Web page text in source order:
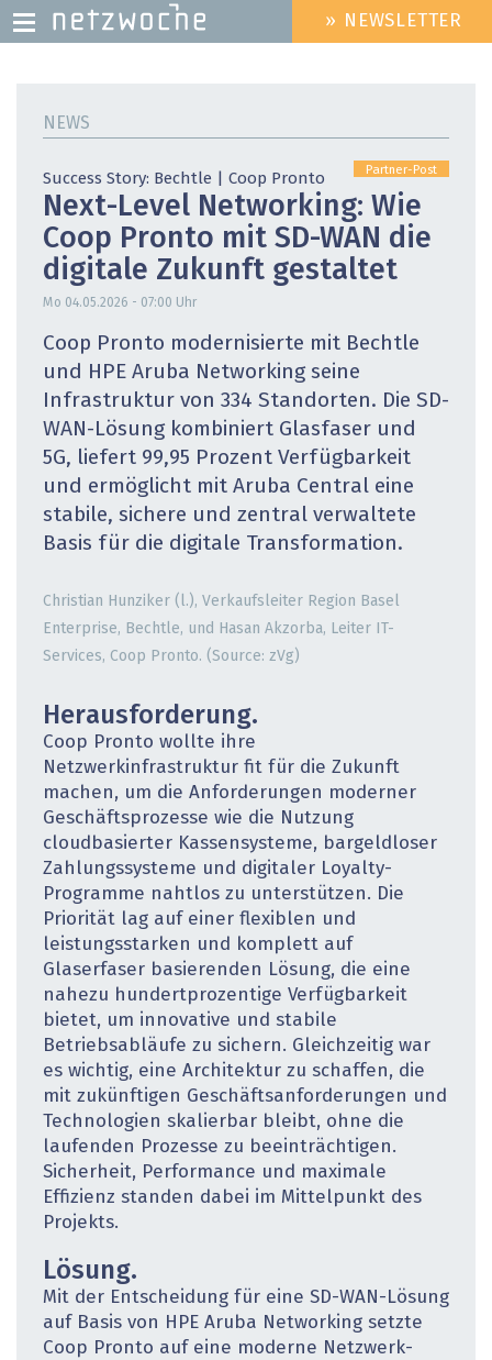
Inhalt
HEADER
MENU
» NEWSLETTER
NEWS
Partner-Post
Success Story: Bechtle | Coop Pronto
Next-Level Networking: Wie
Coop Pronto mit SD-WAN die
digitale Zukunft gestaltet
Mo 04.05.2026 - 07:00 Uhr
Coop Pronto modernisierte mit Bechtle
und HPE Aruba Networking seine
Infrastruktur von 334 Standorten. Die SD-
WAN-Lösung kombiniert Glasfaser und
5G, liefert 99,95 Prozent Verfügbarkeit
und ermöglicht mit Aruba Central eine
stabile, sichere und zentral verwaltete
Basis für die digitale Transformation.
Christian Hunziker (l.), Verkaufsleiter Region Basel
Enterprise, Bechtle, und Hasan ­Akzorba, Leiter IT-
Services, Coop Pronto. (Source: zVg)
Herausforderung.
Coop Pronto wollte ihre
Netzwerkinfrastruktur fit für die Zukunft
machen, um die Anforderungen moderner
Geschäftsprozesse wie die Nutzung
cloudbasierter Kassensysteme, bargeldloser
Zahlungs­systeme und digitaler Loyalty-
Programme nahtlos zu unterstützen. Die
Priorität lag auf einer flexiblen und
leistungsstarken und komplett auf
Glaserfaser basierenden Lösung, die eine
nahezu hundertprozentige Verfügbarkeit
bietet, um innovative und stabile
Betriebsabläufe zu sichern. Gleichzeitig war
es wichtig, eine Architektur zu schaffen, die
mit zukünftigen Geschäftsanforderungen und
Technologien skalierbar bleibt, ohne die
laufenden Prozesse zu beeinträchtigen.
Sicherheit, Performance und maximale
Effizienz standen dabei im Mittelpunkt des
Projekts.
Lösung.
Mit der Entscheidung für eine SD-WAN-Lösung
auf Basis von HPE Aruba Networking setzte
Coop Pronto auf eine moderne Netzwerk­